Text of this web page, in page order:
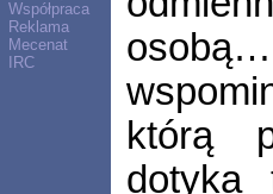
Współpraca
Reklama
Mecenat
IRC
którą
dotyka